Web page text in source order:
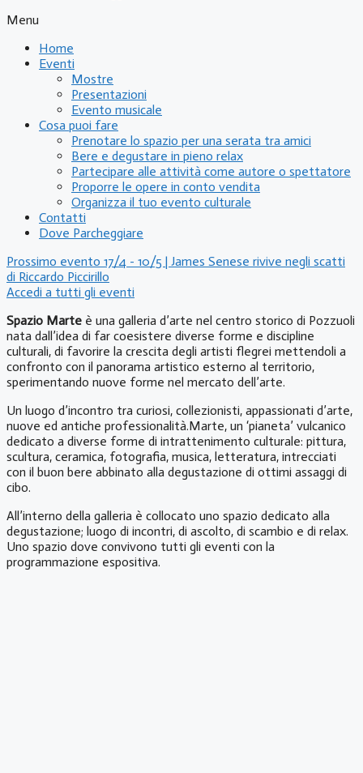
Menu
Home
Eventi
Mostre
Presentazioni
Evento musicale
Cosa puoi fare
Prenotare lo spazio per una serata tra amici
Bere e degustare in pieno relax
Partecipare alle attività come autore o spettatore
Proporre le opere in conto vendita
Organizza il tuo evento culturale
Contatti
Dove Parcheggiare
Prossimo evento 17/4 - 10/5 | James Senese rivive negli scatti
di Riccardo Piccirillo
Accedi a tutti gli eventi
Spazio Marte è una galleria d’arte nel centro storico di Pozzuoli
nata dall’idea di far coesistere diverse forme e discipline
culturali, di favorire la crescita degli artisti flegrei mettendoli a
confronto con il panorama artistico esterno al territorio,
sperimentando nuove forme nel mercato dell’arte.
Un luogo d’incontro tra curiosi, collezionisti, appassionati d’arte,
nuove ed antiche professionalità.Marte, un ‘pianeta’ vulcanico
dedicato a diverse forme di intrattenimento culturale: pittura,
scultura, ceramica, fotografia, musica, letteratura, intrecciati
con il buon bere abbinato alla degustazione di ottimi assaggi di
cibo.
All’interno della galleria è collocato uno spazio dedicato alla
degustazione; luogo di incontri, di ascolto, di scambio e di relax.
Uno spazio dove convivono tutti gli eventi con la
programmazione espositiva.